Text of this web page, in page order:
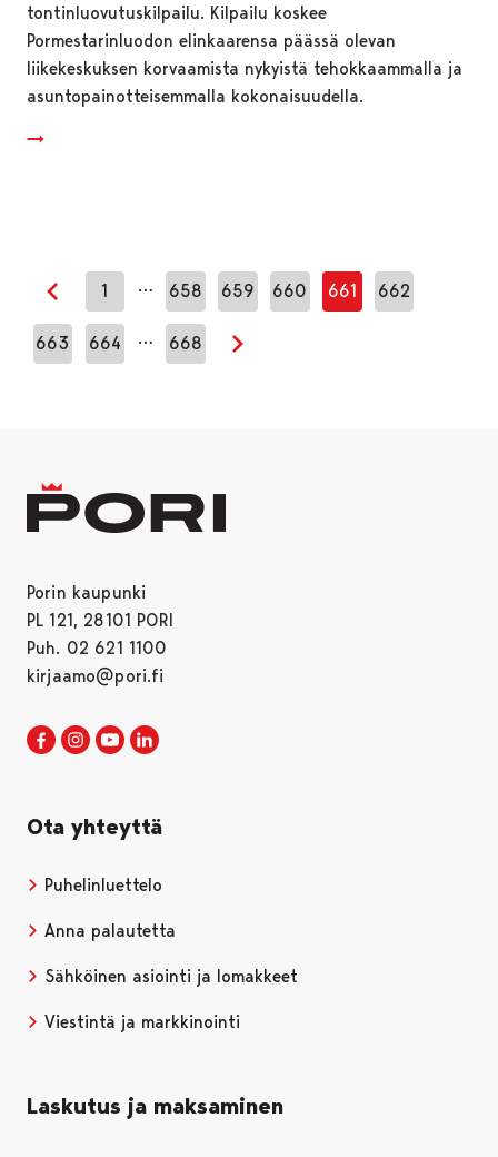
tontinluovutuskilpailu. Kilpailu koskee
Pormestarinluodon elinkaarensa päässä olevan
liikekeskuksen korvaamista nykyistä tehokkaammalla ja
asuntopainotteisemmalla kokonaisuudella.
Edellinen sivu
1 … 658 659 660 661 662
663 664 … 668
Seuraava sivu
Porin kaupunki
PL 121, 28101 PORI
Puh. 02 621 1100
kirjaamo@pori.fi
Porin kaupunki Facebookissa
Avautuu uudessa välilehdessä
Porin kaupunki Instagramissa
Avautuu uudessa välilehdessä
Porin kaupunki Youtubessa
Avautuu uudessa välilehdessä
Ota yhteyttä
Puhelinluettelo
Anna palautetta
Sähköinen asiointi ja lomakkeet
Viestintä ja markkinointi
Laskutus ja maksaminen